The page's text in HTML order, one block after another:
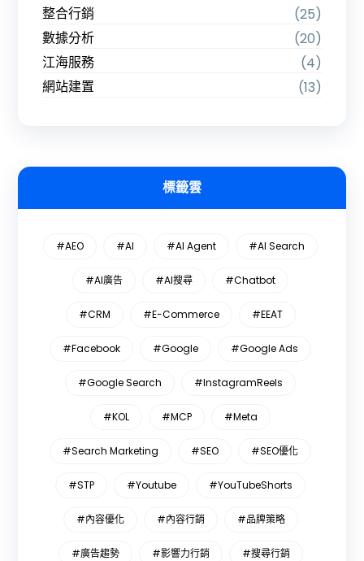
整合行銷
(25)
數據分析
(20)
江海服務
(4)
網站建置
(13)
標籤雲
#AEO #AI #AI Agent #AI Search
#AI廣告 #AI搜尋 #Chatbot
#CRM #E-Commerce #EEAT
#Facebook #Google #Google Ads
#Google Search #InstagramReels
#KOL #MCP #Meta
#Search Marketing #SEO #SEO優化
#STP #Youtube #YouTubeShorts
#內容優化 #內容行銷 #品牌策略
#廣告趨勢 #影響力行銷 #搜尋行銷